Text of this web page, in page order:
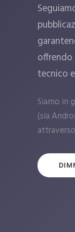
tecnico
Siamo in
(sia